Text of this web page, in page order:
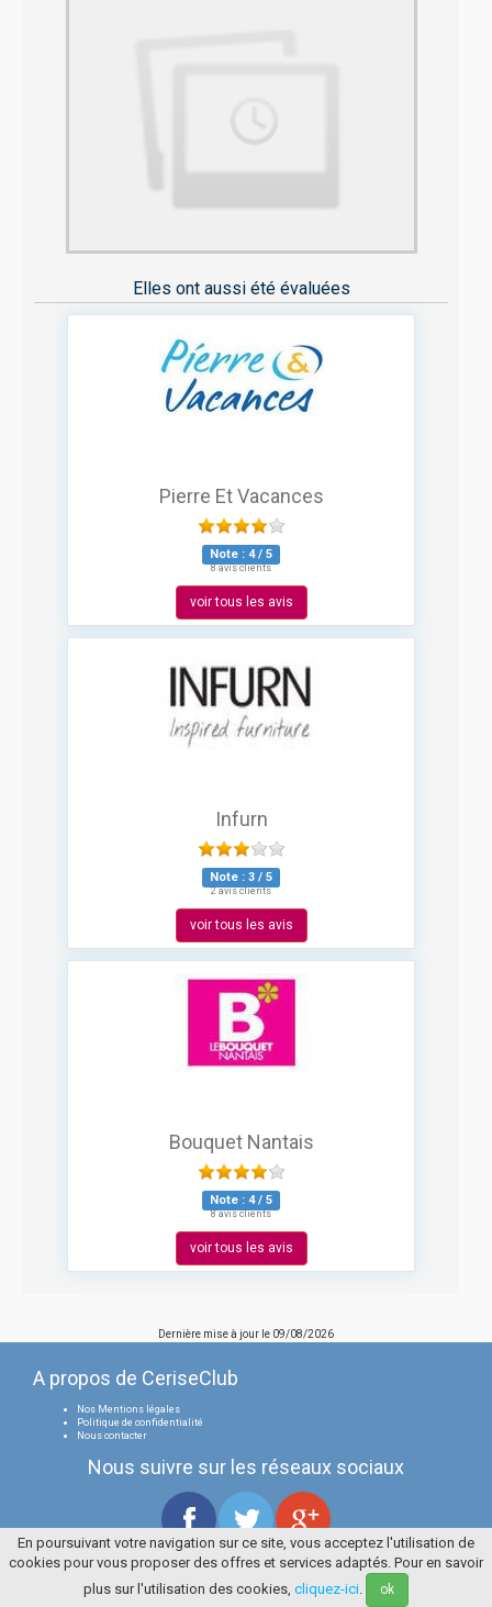
Elles ont aussi été évaluées
Pierre Et Vacances
Note : 4/ 5
8 avis clients
voir tous les avis
Infurn
Note : 3 / 5
2 avis clients
voir tous les avis
Bouquet Nantais
Note : 4/ 5
8 avis clients
voir tous les avis
Dernière mise à jour le 09/08/2026
A propos de CeriseClub
Nos Mentions légales
Politique de confidentialité
Nous contacter
Nous suivre sur les réseaux sociaux
Tous droits réservés
La Cerise Bleue 2006 / 2026
En poursuivant votre navigation sur ce site, vous acceptez l'utilisation de
cookies pour vous proposer des offres et services adaptés. Pour en savoir
plus sur l'utilisation des cookies, cliquez-ici ok